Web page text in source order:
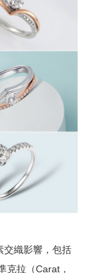
交織影響，包括
克拉（Carat，